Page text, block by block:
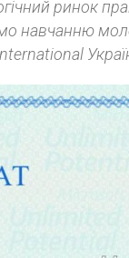
ринок
навчанню